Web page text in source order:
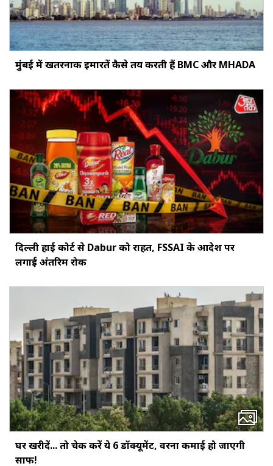
मुंबई में खतरनाक इमारतें कैसे तय करती हैं BMC और MHADA
दिल्ली हाई कोर्ट से Dabur को राहत, FSSAI के आदेश पर
लगाई अंतरिम रोक
घर खरीदें... तो चेक करें ये 6 डॉक्‍यूमेंट, वरना कमाई हो जाएगी
साफ!